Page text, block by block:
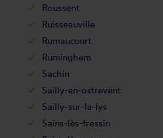
Roussent
Ruisseauville
Rumaucourt
Ruminghem
Sachin
Sailly-en-ostrevent
Sailly-sur-la-lys
Sains-lès-fressin